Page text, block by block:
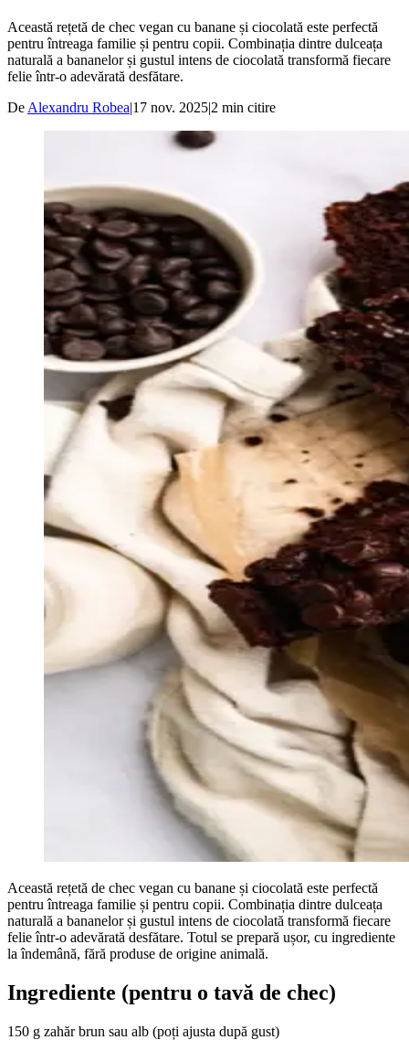
Această rețetă de chec vegan cu banane și ciocolată este perfectă
pentru întreaga familie și pentru copii. Combinația dintre dulceața
naturală a bananelor și gustul intens de ciocolată transformă fiecare
felie într-o adevărată desfătare.
De Alexandru Robea|17 nov. 2025|2 min citire
Această rețetă de chec vegan cu banane și ciocolată este perfectă
pentru întreaga familie și pentru copii. Combinația dintre dulceața
naturală a bananelor și gustul intens de ciocolată transformă fiecare
felie într-o adevărată desfătare. Totul se prepară ușor, cu ingrediente
la îndemână, fără produse de origine animală.
Ingrediente (pentru o tavă de chec)
150 g zahăr brun sau alb (poți ajusta după gust)